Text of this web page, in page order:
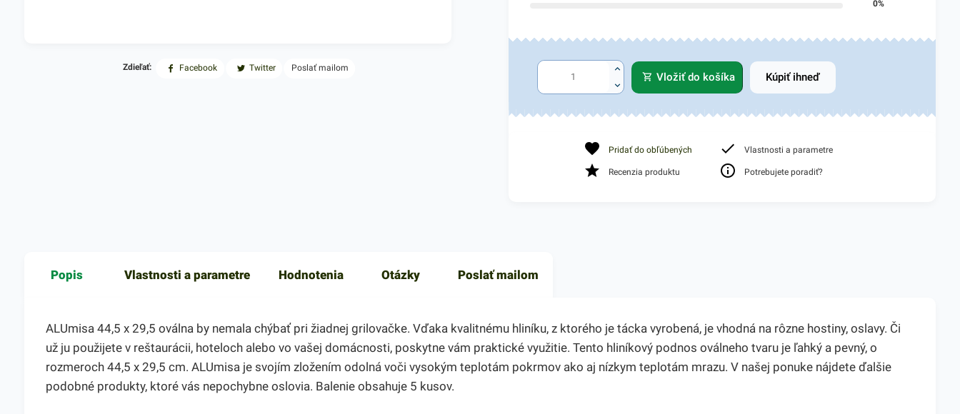
Zdieľať: Facebook Twitter Poslať mailom
0%
Vložiť do košíka Kúpiť ihneď
Pridať do obľúbených Vlastnosti a parametre
Recenzia produktu Potrebujete poradiť?
Popis Vlastnosti a parametre Hodnotenia Otázky Poslať mailom
ALUmisa 44,5 x 29,5 oválna by nemala chýbať pri žiadnej grilovačke. Vďaka kvalitnému hliníku, z ktorého je tácka vyrobená, je vhodná na rôzne hostiny, oslavy. Či
už ju použijete v reštaurácii, hoteloch alebo vo vašej domácnosti, poskytne vám praktické využitie. Tento hliníkový podnos oválneho tvaru je ľahký a pevný, o
rozmeroch 44,5 x 29,5 cm. ALUmisa je svojím zložením odolná voči vysokým teplotám pokrmov ako aj nízkym teplotám mrazu. V našej ponuke nájdete ďalšie
podobné produkty, ktoré vás nepochybne oslovia. Balenie obsahuje 5 kusov.